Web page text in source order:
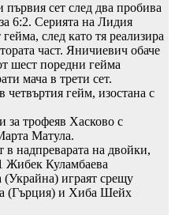
първия сет след два пробива
6:2. Серията на Лидия
след като тя реализира
част. Яничиевич обаче
шест поредни гейма
мача в трети сет.
гейм, изостана с
трофеяв Хасково с
Матула.
надпреварата на двойки,
Жибек Куламбаева
(Украйна) играят срещу
(Гърция) и Хиба Шейх